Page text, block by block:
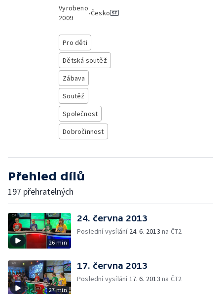
Vyrobeno
2009
•Česko
Pro děti
Dětská soutěž
Zábava
Soutěž
Společnost
Dobročinnost
Přehled dílů
197 přehratelných
26 min
24. června 2013
Poslední vysílání 24. 6. 2013 na ČT2
27 min
17. června 2013
Poslední vysílání17. 6. 2013 na ČT2